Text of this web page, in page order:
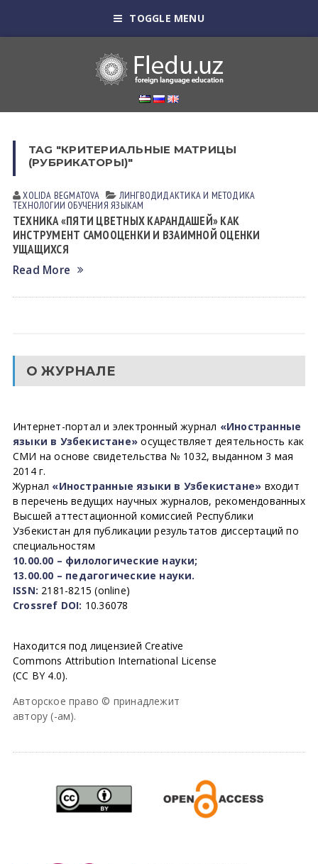
TOGGLE MENU
TAG "КРИТЕРИАЛЬНЫЕ МАТРИЦЫ
(РУБРИКАТОРЫ)"
XOLIDA BEGMATOVA ЛИНГВОДИДАКТИКА И МЕТОДИКА
ТЕХНОЛОГИИ ОБУЧЕНИЯ ЯЗЫКАМ
ТЕХНИКА «ПЯТИ ЦВЕТНЫХ КАРАНДАШЕЙ» КАК
ИНСТРУМЕНТ САМООЦЕНКИ И ВЗАИМНОЙ ОЦЕНКИ
УЩАЩИХСЯ
Read More
О ЖУРНАЛЕ
Интернет-портал и электронный журнал «Иностранные
языки в Узбекистане» осуществляет деятельность как
СМИ на основе свидетельства № 1032, выданном 3 мая
2014 г.
Журнал «Иностранные языки в Узбекистане» входит
в перечень ведущих научных журналов, рекомендованных
Высшей аттестационной комиссией Республики
Узбекистан для публикации результатов диссертаций по
специальностям
10.00.00 – филологические науки;
13.00.00 – педагогические науки.
ISSN: 2181-8215 (online)
Crossref DOI: 10.36078
Находится под лицензией Creative
Commons Attribution International License
(CC BY 4.0).
Авторское право © принадлежит
автору (-ам).